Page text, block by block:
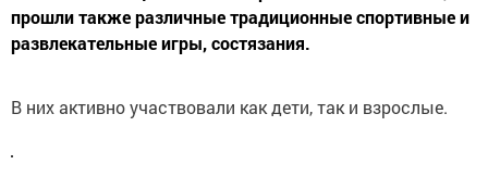
прошли также различные традиционные спортивные и
развлекательные игры, состязания.
В них активно участвовали как дети, так и взрослые.